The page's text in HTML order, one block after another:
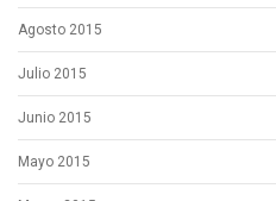
Agosto 2015
Julio 2015
Junio 2015
Mayo 2015